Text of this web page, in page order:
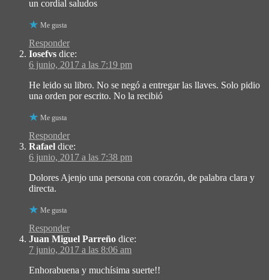
un cordial saludos
Me gusta
Responder
Iosefvs dice:
6 junio, 2017 a las 7:19 pm
He leido su libro. No se negó a entregar las llaves. Solo pidio
una orden por escrito. No la recibió
Me gusta
Responder
Rafael dice:
6 junio, 2017 a las 7:38 pm
Dolores Ajenjo una persona con corazón, de palabra clara y
directa.
Me gusta
Responder
Juan Miguel Parreño dice:
7 junio, 2017 a las 8:06 am
Enhorabuena y muchísima suerte!!